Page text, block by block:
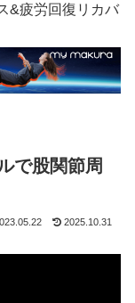
&疲労回復リカバ
で股関節周
2025.10.31